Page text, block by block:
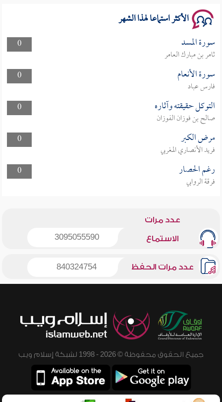
الأكثر استماعا لهذا الشهر
0 سورة المسد
ثامر بن مبارك العامر
0
سورة الأنعام
فارس عباد
0
التوكل حقيقته وآثاره
صالح بن فوزان الفوزان
0
مرض الكبر
فريد الأنصاري المغربي
0
رغم الحصار
فرقة الروابي
عدد مرات
الاستماع 3095055590
عدد مرات الحفظ 840324754
جميع الحقوق محفوظة © 2026 - 1998 لشبكة إسلام ويب